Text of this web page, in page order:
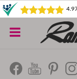
5€
Kategorien